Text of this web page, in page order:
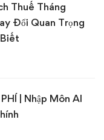
Thuế Tháng
Đổi Quan Trọng
| Nhập Môn AI